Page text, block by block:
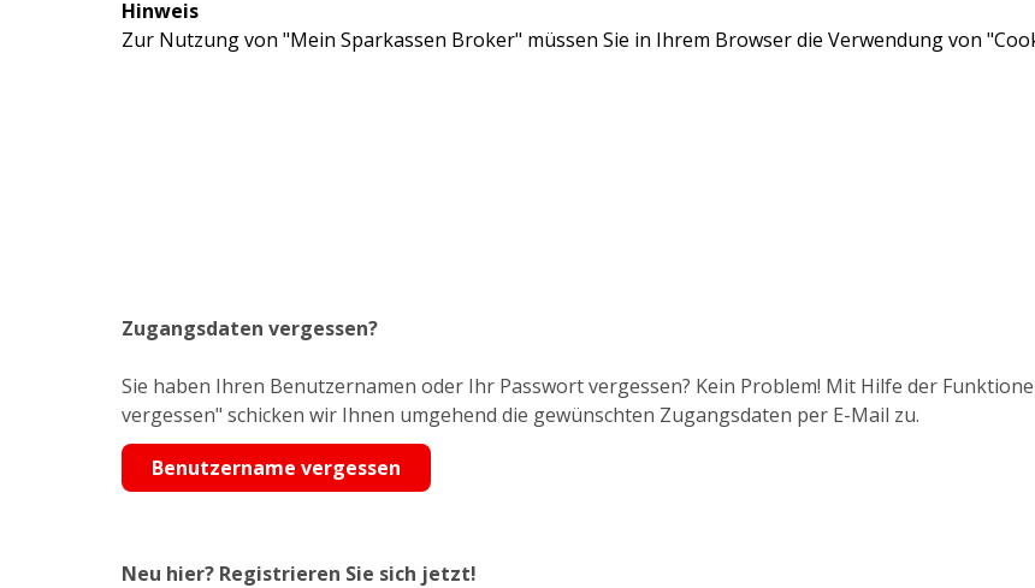
Hinweis
Zur Nutzung von "Mein Sparkassen Broker" müssen Sie in Ihrem Browser die Verwendung von
Zugangsdaten vergessen?
Sie haben Ihren Benutzernamen oder Ihr Passwort vergessen? Kein Problem! Mit Hilfe der
vergessen" schicken wir Ihnen umgehend die gewünschten Zugangsdaten per E-Mail zu.
Benutzername vergessen
Neu hier? Registrieren Sie sich jetzt!